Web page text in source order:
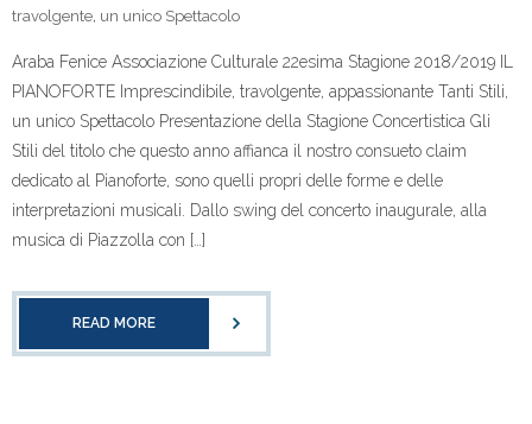
travolgente, un unico Spettacolo
Araba Fenice Associazione Culturale 22esima Stagione 2018/2019 IL
PIANOFORTE Imprescindibile, travolgente, appassionante Tanti Stili,
un unico Spettacolo Presentazione della Stagione Concertistica Gli
Stili del titolo che questo anno affianca il nostro consueto claim
dedicato al Pianoforte, sono quelli propri delle forme e delle
interpretazioni musicali. Dallo swing del concerto inaugurale, alla
musica di Piazzolla con […]
READ MORE